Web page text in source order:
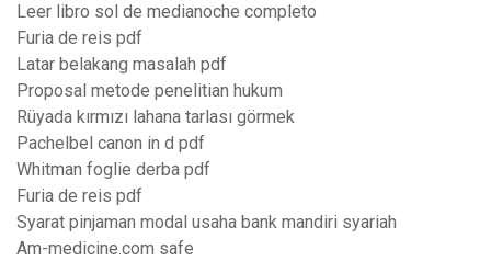
Leer libro sol de medianoche completo
Furia de reis pdf
Latar belakang masalah pdf
Proposal metode penelitian hukum
Rüyada kırmızı lahana tarlası görmek
Pachelbel canon in d pdf
Whitman foglie derba pdf
Furia de reis pdf
Syarat pinjaman modal usaha bank mandiri syariah
Am-medicine.com safe